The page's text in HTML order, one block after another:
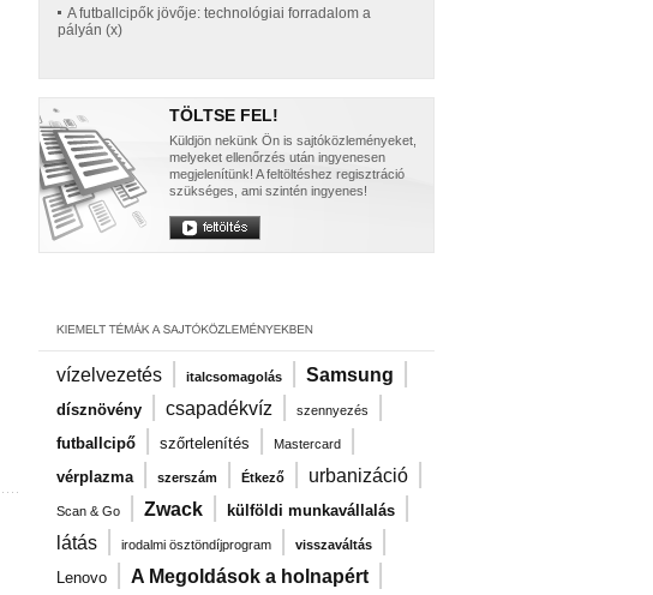
A futballcipők jövője: technológiai forradalom a
pályán (x)
TÖLTSE FEL!
Küldjön nekünk Ön is sajtóközleményeket,
melyeket ellenőrzés után ingyenesen
megjelenítünk! A feltöltéshez regisztráció
szükséges, ami szintén ingyenes!
vízelvezetés | italcsomagolás | Samsung |
dísznövény | csapadékvíz | szennyezés |
futballcipő | szőrtelenítés | Mastercard |
vérplazma | szerszám | Étkező | urbanizáció |
Scan & Go | Zwack | külföldi munkavállalás |
látás | irodalmi ösztöndíjprogram | visszaváltás |
Lenovo | A Megoldások a holnapért |